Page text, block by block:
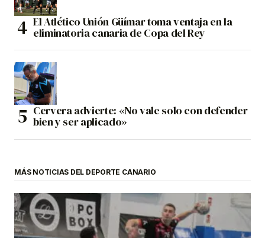
El Atlético Unión Güímar toma ventaja en la
eliminatoria canaria de Copa del Rey
Cervera advierte: «No vale solo con defender
bien y ser aplicado»
MÁS NOTICIAS DEL DEPORTE CANARIO